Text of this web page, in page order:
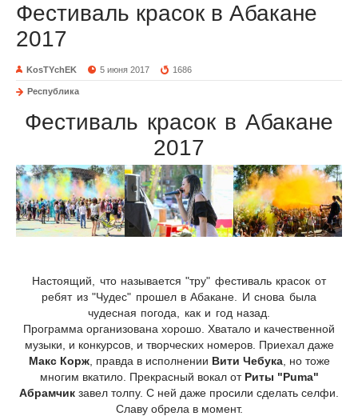
Фестиваль красок в Абакане
2017
KosTYchEK 5 июня 2017 1686
Республика
Фестиваль красок в Абакане
2017
Настоящий, что называется "тру" фестиваль красок от
ребят из "Чудес" прошел в Абакане. И снова была
чудесная погода, как и год назад.
Программа организована хорошо. Хватало и качественной
музыки, и конкурсов, и творческих номеров. Приехал даже
Макс Корж, правда в исполнении Вити Чебука, но тоже
многим вкатило. Прекрасный вокал от Риты "Puma"
Абрамчик завел толпу. С ней даже просили сделать селфи.
Славу обрела в момент.